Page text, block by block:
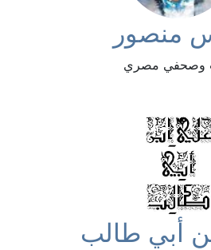
منصور
وصحفي مصري
أبي طالب